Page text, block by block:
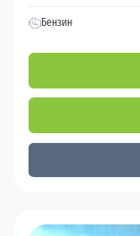
Бензин